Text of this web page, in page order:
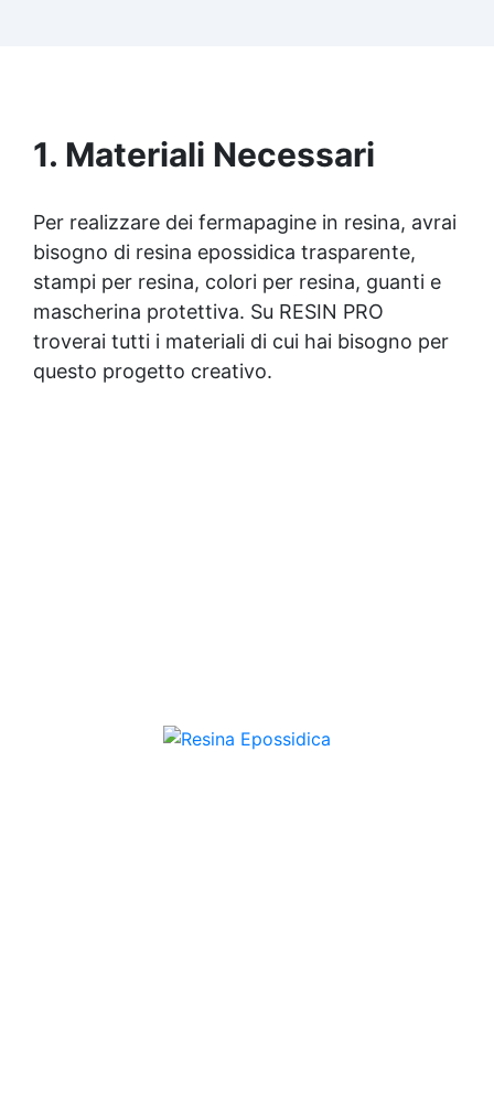
1. Materiali Necessari
Per realizzare dei fermapagine in resina, avrai
bisogno di resina epossidica trasparente,
stampi per resina, colori per resina, guanti e
mascherina protettiva. Su RESIN PRO
troverai tutti i materiali di cui hai bisogno per
questo progetto creativo.